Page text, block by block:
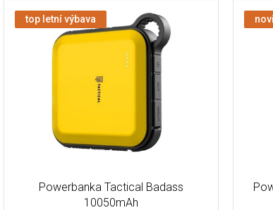
top letní výbava
Powerbanka Tactical Badass
10050mAh